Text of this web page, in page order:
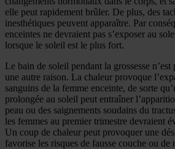
elle peut rapidement brûler. De plus, des
inesthétiques peuvent apparaître. Par
enceintes ne devraient pas s’exposer au
lorsque le soleil est le plus fort.
Le bain de soleil pendant la grossesse
une autre raison. La chaleur provoque
sanguins de la femme enceinte, de sorte
prolongée au soleil peut entraîner
peau ou des saignements soudains du
les femmes au premier trimestre devraient
Un coup de chaleur peut provoquer une
favorise les risques de fausse couche ou de